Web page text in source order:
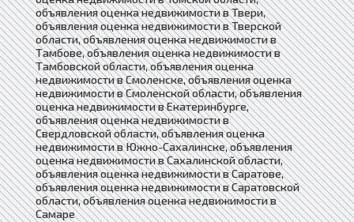
объявления оценка недвижимости в Твери,
объявления оценка недвижимости в Тверской
области, объявления оценка недвижимости в
Тамбове, объявления оценка недвижимости в
Тамбовской области, объявления оценка
недвижимости в Смоленске, объявления оценка
недвижимости в Смоленской области, объявления
оценка недвижимости в Екатеринбурге,
объявления оценка недвижимости в
Свердловской области, объявления оценка
недвижимости в Южно-Сахалинске, объявления
оценка недвижимости в Сахалинской области,
объявления оценка недвижимости в Саратове,
объявления оценка недвижимости в Саратовской
области, объявления оценка недвижимости в
Самаре